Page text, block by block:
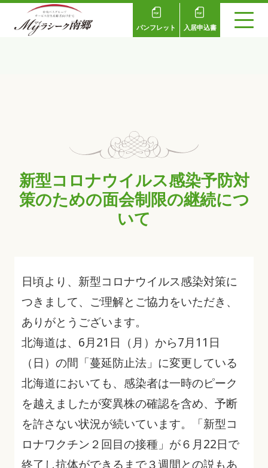
パンフレット 入居申込書
新型コロナウイルス感染予防対
策のための面会制限の継続につ
いて
日頃より、新型コロナウイルス感染対策に
つきまして、ご理解とご協力をいただき、
ありがとうございます。
北海道は、6月21日（月）から7月11日
（日）の間「蔓延防止法」に変更している
北海道においても、感染者は一時のピーク
を越えましたが変異株の確認を含め、予断
を許さない状況が続いています。「新型コ
ロナワクチン２回目の接種」が６月22日で
終了し抗体ができるまで３週間との説もあ